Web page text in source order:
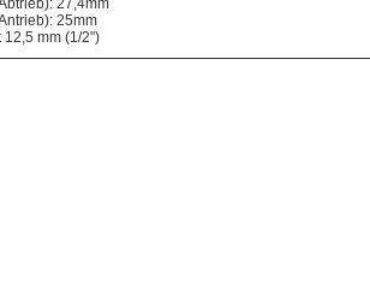
27,4mm
25mm
mm (1/2")